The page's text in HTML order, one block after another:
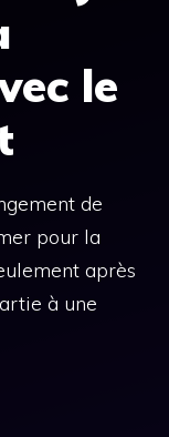
le
de
pour la
après
à une